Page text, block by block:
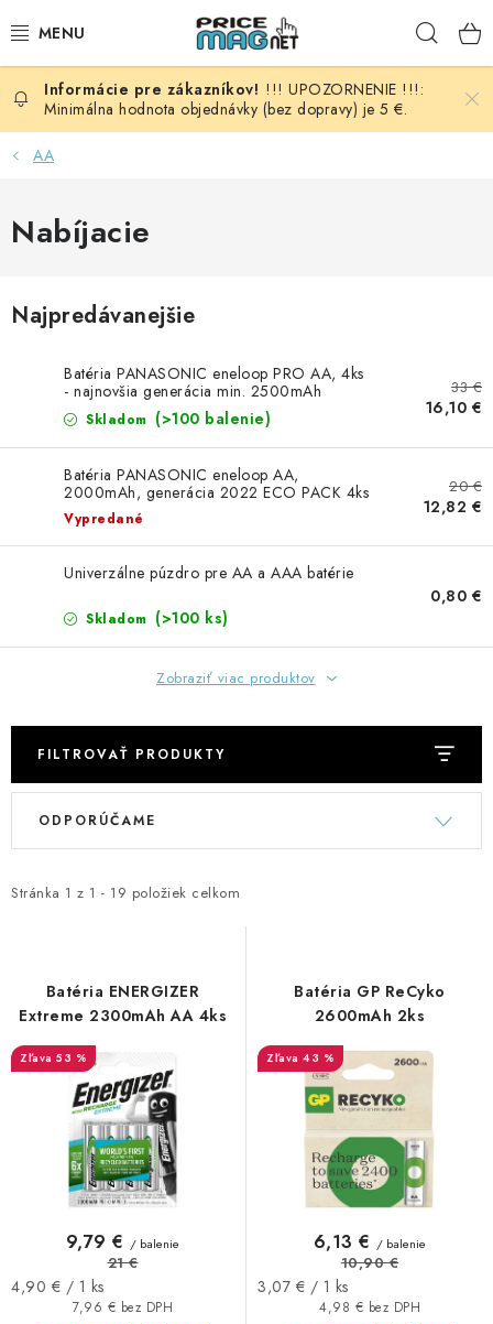
na
BATÉRIE
AUDIO - VIDEO
DOMÁCNOSŤ
ELEKTROINŠTALAČNÝ MATERIÁL
GADGETY, DARČEKY
KÁBLE A KONEKTORY
OSVETLENIE
TELEFÓNY, TABLETY, GSM
NEZARADENÉ
Kontakty Doprava a platba
!!! UPOZORNENIE !!!:
Minimálna hodnota objednávky (bez dopravy) je 5 €.
AA
Nabíjacie
Najpredávanejšie
Batéria PANASONIC eneloop PRO AA, 4ks
- najnovšia generácia min. 2500mAh
Skladom (>100 balenie)
33 €
16,10 €
Batéria PANASONIC eneloop AA,
2000mAh, generácia 2022 ECO PACK 4ks
Vypredané
20 €
12,82 €
Univerzálne púzdro pre AA a AAA batérie
Skladom (>100 ks)
0,80 €
Zobraziť viac produktov
FILTROVAŤ PRODUKTY
V
i
o
d
u
Stránka 1 z 1 - 19 položiek celkom
R
e
p
r
o
ODPORÚČAME
Batéria ENERGIZER
Extreme 2300mAh AA 4ks
53 %
7,96 € bez DPH
9,79 € / balenie
21 €
Jednotková
4,90 € / 1 ks
Batéria GP ReCyko
2600mAh 2ks
43 %
4,98 € bez DPH
6,13 € / balenie
10,90 €
Jednotková
3,07 € / 1 ks